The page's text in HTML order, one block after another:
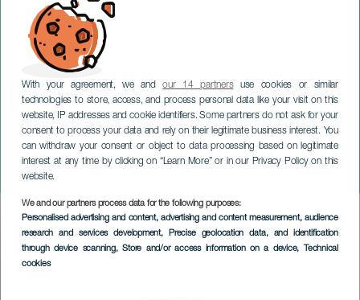
With your agreement, we andour 14 partnersuse cookies or similar
technologies to store, access, and process personal data like your visit on this
website, IP addresses and cookie identifiers. Some partners do not ask for your
consent to process your data and rely on their legitimate business interest. You
can withdraw your consent or object to data processing based on legitimate
interest at any time by clicking on “Learn More” or in our Privacy Policy on this
website.
We and our partners process data for the following purposes:
Personalised advertising and content, advertising and content measurement, audience
research and services development, Precise geolocation data, and identification
through device scanning, Store and/or access information on a device, Technical
cookies
O Dia Mágico
GRÃ-CANÁRIA
Imagen
Listado